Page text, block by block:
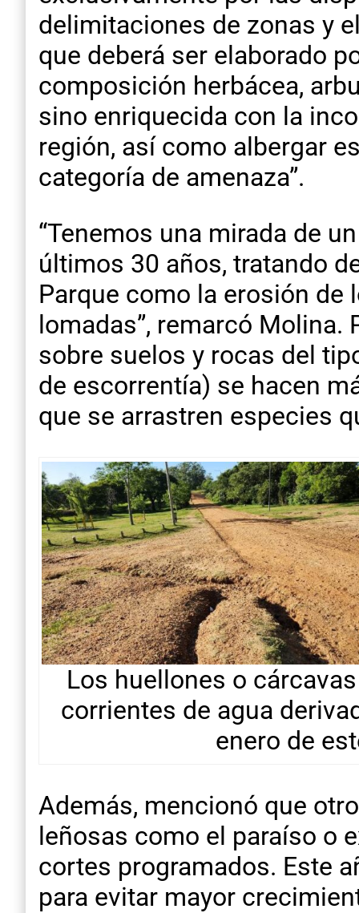
delimitaciones de zonas y
que deberá ser elaborado
composición herbácea,
sino enriquecida con la
región, así como albergar
categoría de amenaza”.
“Tenemos una mirada de
últimos 30 años, tratando
Parque como la erosión de
lomadas”, remarcó
sobre suelos y rocas del
de escorrentía) se hacen
que se arrastren especies
Los huellones o
corrientes de agua
enero de
Además, mencionó que
leñosas como el paraíso o
cortes programados. Este
para evitar mayor